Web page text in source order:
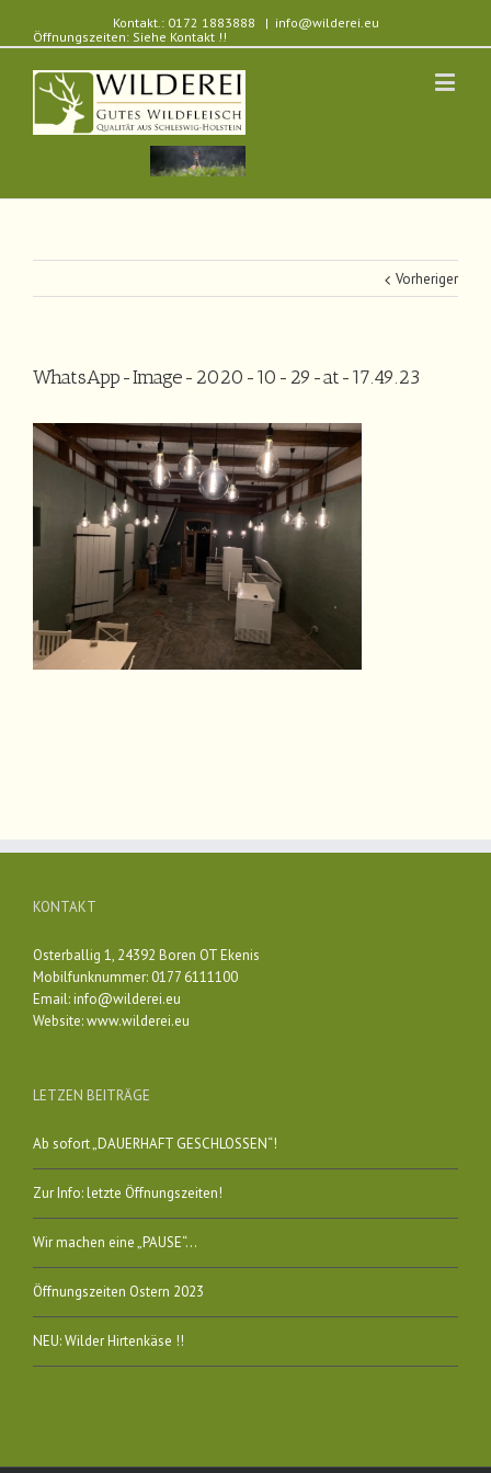
Kontakt.: 0172 1883888
Öffnungszeiten: Siehe Kontakt !!
| info@wilderei.eu
Vorheriger
WhatsApp-Image-2020-10-29-at-17.49.23
KONTAKT
Osterballig 1, 24392 Boren OT Ekenis
Mobilfunknummer: 0177 6111100
Email:info@wilderei.eu
Website:www.wilderei.eu
LETZEN BEITRÄGE
Ab sofort „DAUERHAFT GESCHLOSSEN“!
Zur Info: letzte Öffnungszeiten!
Wir machen eine „PAUSE“…
Öffnungszeiten Ostern 2023
NEU: Wilder Hirtenkäse !!